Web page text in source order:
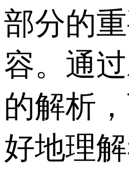
部分的
容。通
的解析
好地理